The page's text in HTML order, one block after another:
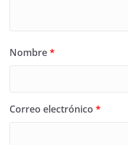
Nombre*
Correo electrónico *